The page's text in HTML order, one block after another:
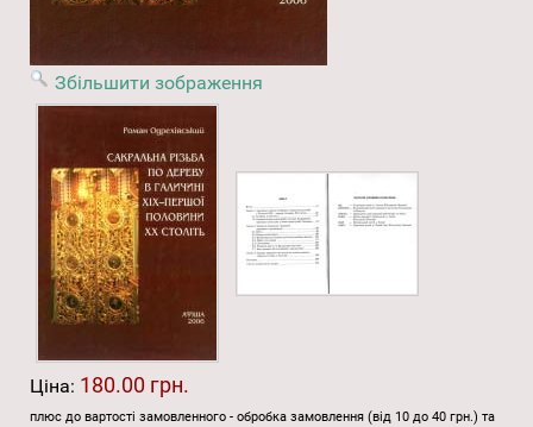
Збільшити зображення
Ціна: 180.00 грн.
плюс до вартості замовленного - обробка замовлення (від 10 до 40 грн.) та